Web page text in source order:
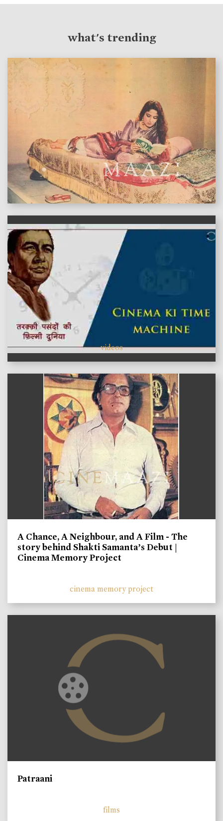
what's trending
features
videos
A Chance, A Neighbour, and A Film - The
story behind Shakti Samanta’s Debut |
Cinema Memory Project
cinema memory project
Patraani
films